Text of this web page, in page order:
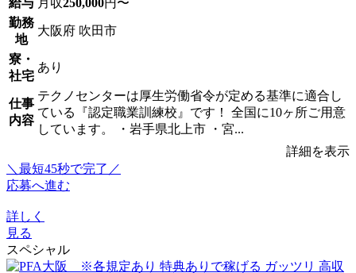
給与 月収250,000円〜
勤務
地
大阪府 吹田市
寮・
社宅
あり
仕事
内容
テクノセンターは厚生労働省令が定める基準に適合し
ている『認定職業訓練校』です！ 全国に10ヶ所ご用意
しています。 ・岩手県北上市 ・宮...
詳細を表示
＼最短45秒で完了／
応募へ進む
詳しく
見る
スペシャル